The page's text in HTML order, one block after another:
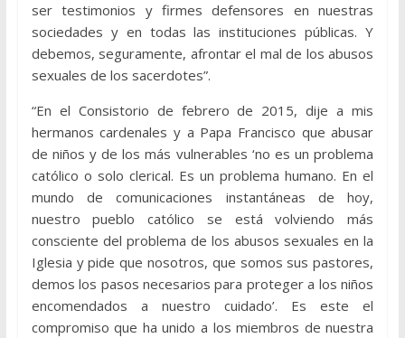
ser testimonios y firmes defensores en nuestras
sociedades y en todas las instituciones públicas. Y
debemos, seguramente, afrontar el mal de los abusos
sexuales de los sacerdotes”.
“En el Consistorio de febrero de 2015, dije a mis
hermanos cardenales y a Papa Francisco que abusar
de niños y de los más vulnerables ‘no es un problema
católico o solo clerical. Es un problema humano. En el
mundo de comunicaciones instantáneas de hoy,
nuestro pueblo católico se está volviendo más
consciente del problema de los abusos sexuales en la
Iglesia y pide que nosotros, que somos sus pastores,
demos los pasos necesarios para proteger a los niños
encomendados a nuestro cuidado’. Es este el
compromiso que ha unido a los miembros de nuestra